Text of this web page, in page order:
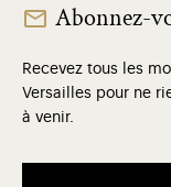
Abonnez-
Recevez tous les
Versailles pour ne
à venir.